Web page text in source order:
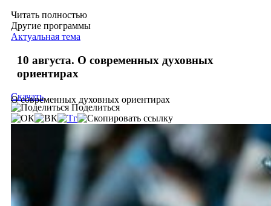
Читать полностью
Другие программы
Актуальная тема
10 августа. О современных духовных
ориентирах
О современных духовных ориентирах
Скачать
Поделиться